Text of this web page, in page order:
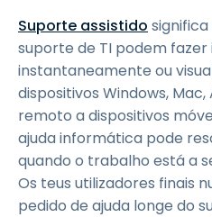
Suporte assistido
suporte de TI podem fazer
instantaneamente ou
dispositivos Windows, Mac,
remoto a dispositivos
ajuda informática pode
quando o trabalho está a
Os teus utilizadores finais
pedido de ajuda longe do